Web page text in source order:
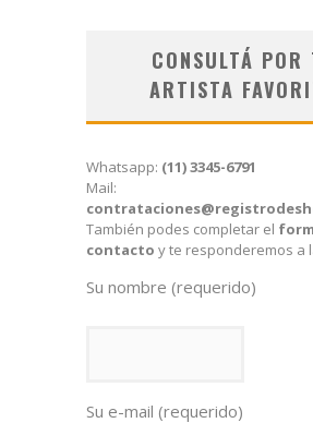
CONSULTÁ POR
ARTISTA
Whatsapp: (11) 3345-6791
Mail:
También podes completar el
contacto y te responderemos a
Su nombre (requerido)
Su e-mail (requerido)